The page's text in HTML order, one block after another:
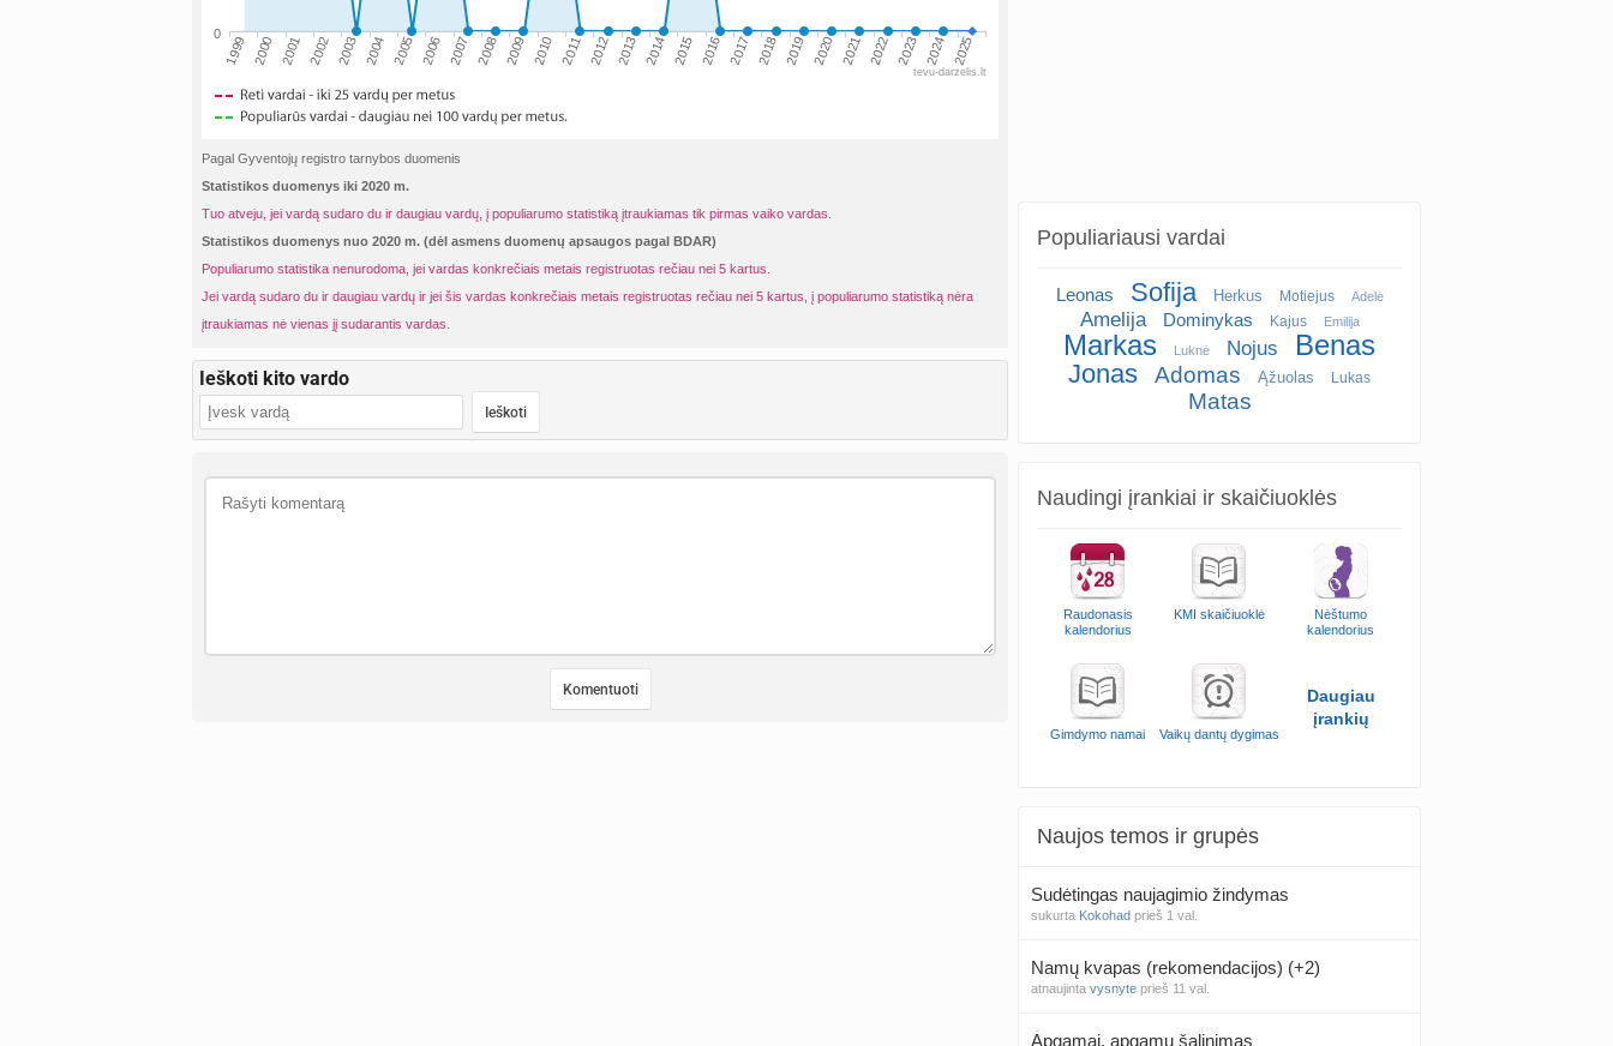
1999 2000 2001 2002 2003 2004 2005 2006 2007 2008 2009 2010 2011 2012 2013 2014 2015 2016 2017 2018 2019 2020 2021 2022 2023 2024 2025
0
tevu-darzelis.lt
Pagal Gyventojų registro tarnybos duomenis
Statistikos duomenys iki 2020 m.
Tuo atveju, jei vardą sudaro du ir daugiau vardų, į populiarumo statistiką įtraukiamas tik pirmas vaiko vardas.
Statistikos duomenys nuo 2020 m. (dėl asmens duomenų apsaugos pagal BDAR)
Populiarumo statistika nenurodoma, jei vardas konkrečiais metais registruotas rečiau nei 5 kartus.
Jei vardą sudaro du ir daugiau vardų ir jei šis vardas konkrečiais metais registruotas rečiau nei 5 kartus, į populiarumo statistiką nėra
įtraukiamas nė vienas jį sudarantis vardas.
Ieškoti kito vardo
Populiariausi vardai
Leonas Sofija Herkus Motiejus Adelė
Amelija Dominykas Kajus Emilija
Markas Luknė Nojus Benas
Jonas Adomas Ąžuolas Lukas
Matas
Naudingi įrankiai ir skaičiuoklės
Raudonasis
kalendorius
KMI skaičiuoklė
Nėštumo
kalendorius
Gimdymo namai Vaikų dantų dygimas
Daugiau
įrankių
Naujos temos ir grupės
Sudėtingas naujagimio žindymas
sukurta Kokohad prieš 1 val.
Namų kvapas (rekomendacijos) (+2)
atnaujinta vysnyte prieš 11 val.
Apgamai, apgamų šalinimas